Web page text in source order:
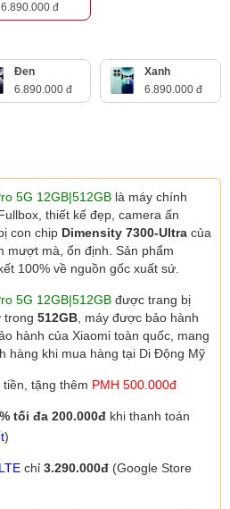
6.890.000 đ
Đen
6.890.000 đ
Xanh
6.890.000 đ
5G 12GB|512GB là máy chính
thiết kế đẹp, camera ấn
con chip Dimensity 7300-Ultra của
mượt mà, ổn định. Sản phẩm
100% về nguồn gốc xuất sứ.
5G 12GB|512GB được trang bị
trong 512GB , máy được bảo hành
hành của Xiaomi toàn quốc, mang
hàng khi mua hàng tại Di Động Mỹ
tặng thêm PMH 500.000đ
tối đa 200.000đ khi thanh toán
)
chỉ 3.290.000đ (Google Store